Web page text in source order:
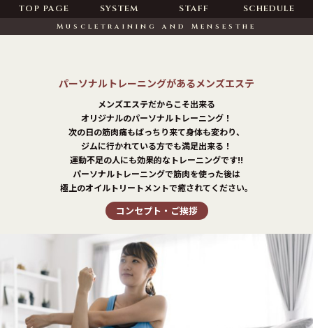
TOP PAGE SYSTEM STAFF SCHEDULE
Muscletraining and Mensesthe
パーソナルトレーニングがあるメンズエステ
メンズエステだからこそ出来る
オリジナルのパーソナルトレーニング！
次の日の筋肉痛もばっちり来て身体も変わり、
ジムに行かれている方でも満足出来る！
運動不足の人にも効果的なトレーニングです!!
パーソナルトレーニングで筋肉を使った後は
極上のオイルトリートメントで癒されてください。
コンセプト・ご挨拶